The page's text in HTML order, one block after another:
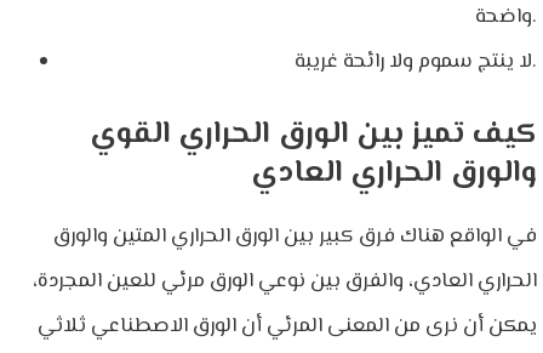
واضحة.
لا ينتج سموم ولا رائحة غريبة.
كيف تميز بين الورق الحراري القوي
والورق الحراري العادي
في الواقع هناك فرق كبير بين الورق الحراري المتين والورق
الحراري العادي، والفرق بين نوعي الورق مرئي للعين المجردة،
يمكن أن نرى من المعنى المرئي أن الورق الاصطناعي ثلاثي